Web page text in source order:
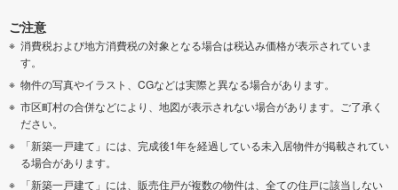
ご注意
消費税および地方消費税の対象となる場合は税込み価格が表示されていま
す。
物件の写真やイラスト、CGなどは実際と異なる場合があります。
市区町村の合併などにより、地図が表示されない場合があります。ご了承く
ださい。
「新築一戸建て」には、完成後1年を経過している未入居物件が掲載されてい
る場合があります。
「新築一戸建て」には、販売住戸が複数の物件は、全ての住戸に該当しない